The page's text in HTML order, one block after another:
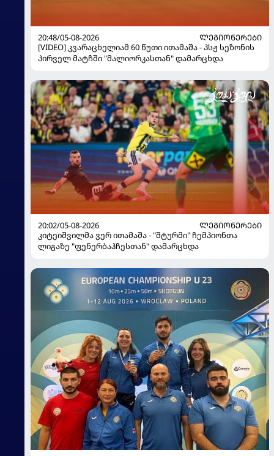
20:48/05-08-2026
ᲚᲔᲒᲘᲝᲜᲔᲠᲔᲑᲘ
[VIDEO] კვარაცხელიამ 60 წუთი ითამაშა - პსჟ სეზონის
პირველ მატჩში "მალიორკასთან" დამარცხდა
20:02/05-08-2026
ᲚᲔᲒᲘᲝᲜᲔᲠᲔᲑᲘ
კიტეიშვილმა ვერ ითამაშა - "შტურმი" ჩემპიონთა
ლიგაზე "ფენერბაჰჩესთან" დამარცხდა